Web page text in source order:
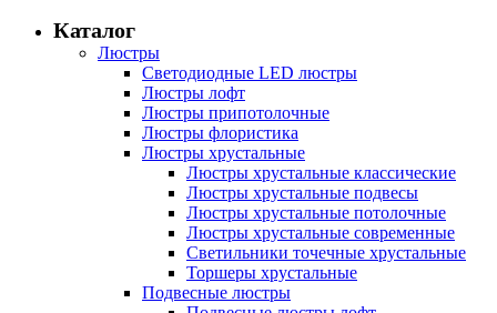
Каталог
Люстры
Светодиодные LED люстры
Люстры лофт
Люстры припотолочные
Люстры флористика
Люстры хрустальные
Люстры хрустальные классические
Люстры хрустальные подвесы
Люстры хрустальные потолочные
Люстры хрустальные современные
Светильники точечные хрустальные
Торшеры хрустальные
Подвесные люстры